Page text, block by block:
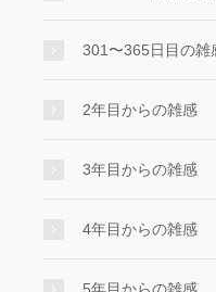
301〜365日目の雑
2年目からの雑感
3年目からの雑感
4年目からの雑感